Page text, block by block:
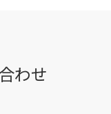
わせ